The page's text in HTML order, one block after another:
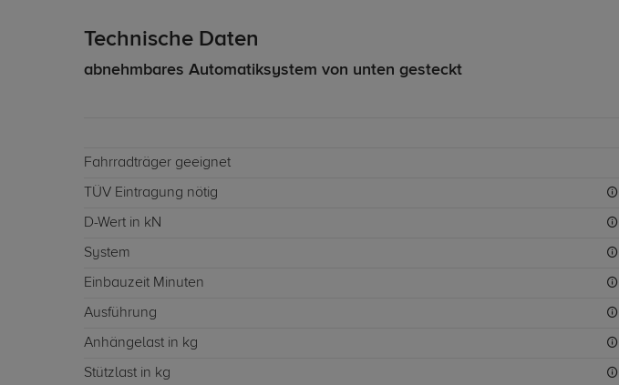
Technische Daten
abnehmbares Automatiksystem von unten gesteckt
Fahrradträger geeignet
TÜV Eintragung nötig
D-Wert in kN
System
Einbauzeit Minuten
Ausführung
Anhängelast in kg
Stützlast in kg